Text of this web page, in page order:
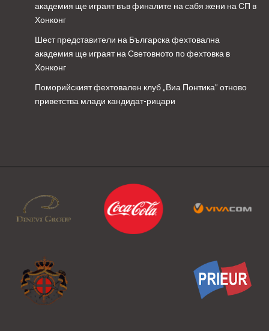
академия ще играят във финалите на сабя жени на СП в
Хонконг
Шест представители на Българска фехтовална
академия ще играят на Световното по фехтовка в
Хонконг
Поморийският фехтовален клуб „Виа Понтика” отново
приветства млади кандидат-рицари